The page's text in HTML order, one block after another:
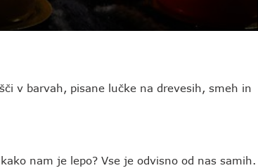
v barvah, pisane lučke na drevesih, smeh in
nam je lepo? Vse je odvisno od nas samih.